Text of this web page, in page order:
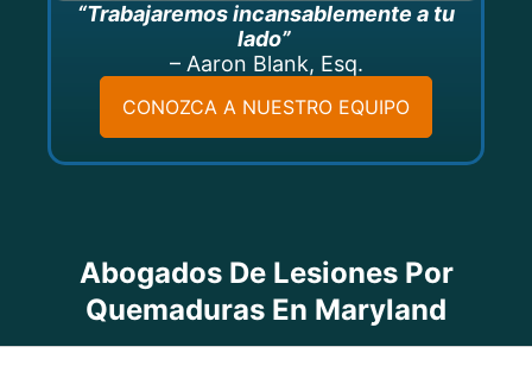
“Trabajaremos incansablemente a tu
lado”
– Aaron Blank, Esq.
CONOZCA A NUESTRO EQUIPO
Abogados De Lesiones Por
Quemaduras En Maryland